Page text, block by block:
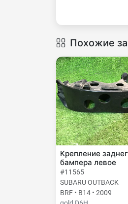
Похожие
Крепление
бампера левое
#11565
SUBARU OUTBACK
BRF • B14 • 2009